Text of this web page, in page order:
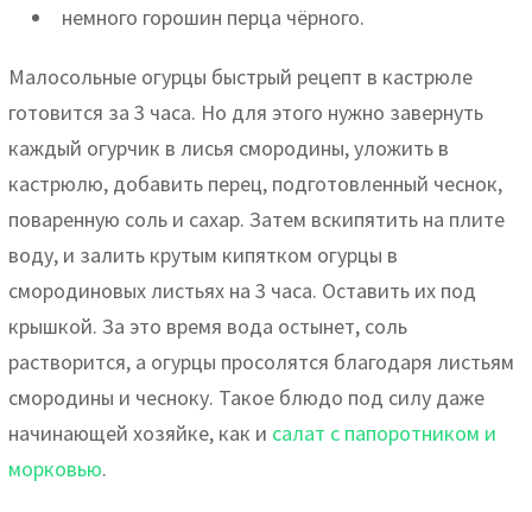
немного горошин перца чёрного.
Малосольные огурцы быстрый рецепт в кастрюле
готовится за 3 часа. Но для этого нужно завернуть
каждый огурчик в лисья смородины, уложить в
кастрюлю, добавить перец, подготовленный чеснок,
поваренную соль и сахар. Затем вскипятить на плите
воду, и залить крутым кипятком огурцы в
смородиновых листьях на 3 часа. Оставить их под
крышкой. За это время вода остынет, соль
растворится, а огурцы просолятся благодаря листьям
смородины и чесноку. Такое блюдо под силу даже
начинающей хозяйке, как и салат с папоротником и
морковью.